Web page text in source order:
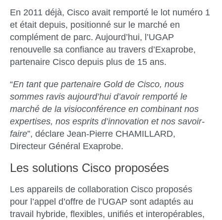
En 2011 déjà, Cisco avait remporté le lot numéro 1
et était depuis, positionné sur le marché en
complément de parc. Aujourd’hui, l’UGAP
renouvelle sa confiance au travers d’Exaprobe,
partenaire Cisco depuis plus de 15 ans.
“En tant que partenaire Gold de Cisco, nous
sommes ravis aujourd’hui d’avoir remporté le
marché de la visioconférence en combinant nos
expertises, nos esprits d’innovation et nos savoir-
faire”, déclare Jean-Pierre CHAMILLARD,
Directeur Général Exaprobe.
Les solutions Cisco proposées
Les appareils de collaboration Cisco proposés
pour l’appel d’offre de l’UGAP sont adaptés au
travail hybride, flexibles, unifiés et interopérables,